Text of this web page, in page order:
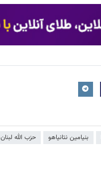
بنیامین نتانیاهو حزب الله لبنان